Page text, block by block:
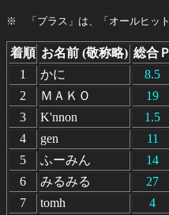
※ 「プラス」は、「オールヒット
着順 お名前 (敬称略) 総合Ｐ
1
かに 8.5
2
ＭＡＫＯ 19
3
K'nnon 1.5
4
gen 11
5
ふーみん 14
6
みるみる 27
7
tomh 4